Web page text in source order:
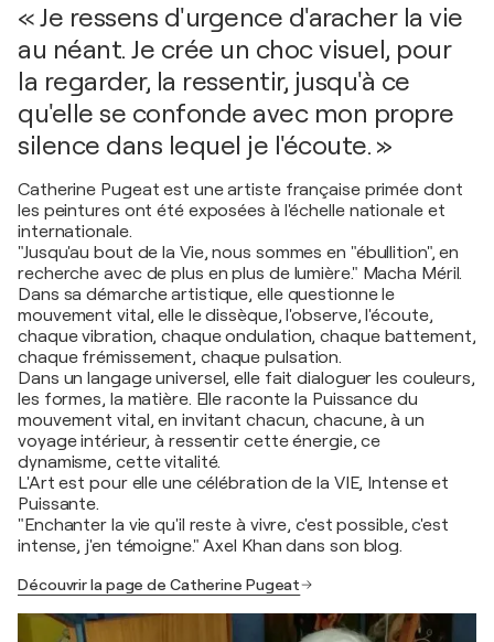
« Je ressens d'urgence d'aracher la vie
au néant. Je crée un choc visuel, pour
la regarder, la ressentir, jusqu'à ce
qu'elle se confonde avec mon propre
silence dans lequel je l'écoute. »
Catherine Pugeat est une artiste française primée dont
les peintures ont été exposées à l'échelle nationale et
internationale.
"Jusqu'au bout de la Vie, nous sommes en "ébullition", en
recherche avec de plus en plus de lumière." Macha Méril.
Dans sa démarche artistique, elle questionne le
mouvement vital, elle le dissèque, l'observe, l'écoute,
chaque vibration, chaque ondulation, chaque battement,
chaque frémissement, chaque pulsation.
Dans un langage universel, elle fait dialoguer les couleurs,
les formes, la matière. Elle raconte la Puissance du
mouvement vital, en invitant chacun, chacune, à un
voyage intérieur, à ressentir cette énergie, ce
dynamisme, cette vitalité.
L'Art est pour elle une célébration de la VIE, Intense et
Puissante.
"Enchanter la vie qu'il reste à vivre, c'est possible, c'est
intense, j'en témoigne." Axel Khan dans son blog.
Découvrir la page de Catherine Pugeat